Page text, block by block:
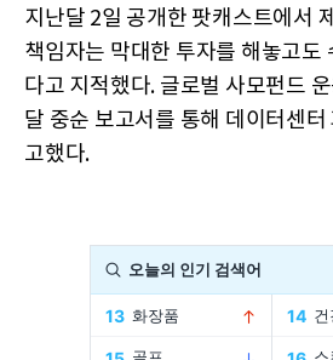
지난달 2일 공개한 팟캐스트에서
책임자는 막대한 투자를 해놓고도
다고 지적했다. 글로벌 사모펀드
달 중순 보고서를 통해 데이터센터
고했다.